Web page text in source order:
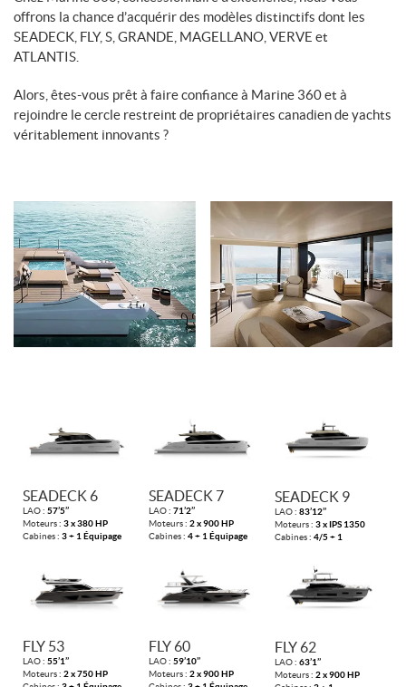
offrons la chance d’acquérir des modèles distinctifs dont les
SEADECK, FLY, S, GRANDE, MAGELLANO, VERVE et
ATLANTIS.
Alors, êtes-vous prêt à faire confiance à Marine 360 et à
rejoindre le cercle restreint de propriétaires canadien de yachts
véritablement innovants ?
SEADECK 6
LAO : 57’5’’
Moteurs : 3 x 380 HP
Cabines : 3 + 1 Équipage
SEADECK 7
LAO : 71’2’’
Moteurs : 2 x 900 HP
Cabines : 4 + 1 Équipage
SEADECK 9
LAO : 83’12’’
Moteurs : 3 x IPS 1350
Cabines : 4/5 + 1
FLY 53
LAO : 55’1’’
Moteurs : 2 x 750 HP
FLY 60
LAO : 59’10’’
Moteurs : 2 x 900 HP
FLY 62
LAO : 63’1’’
Moteurs : 2 x 900 HP